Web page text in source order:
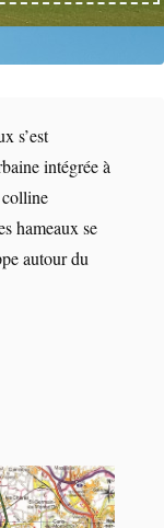
s’est
intégrée à
hameaux se
autour du